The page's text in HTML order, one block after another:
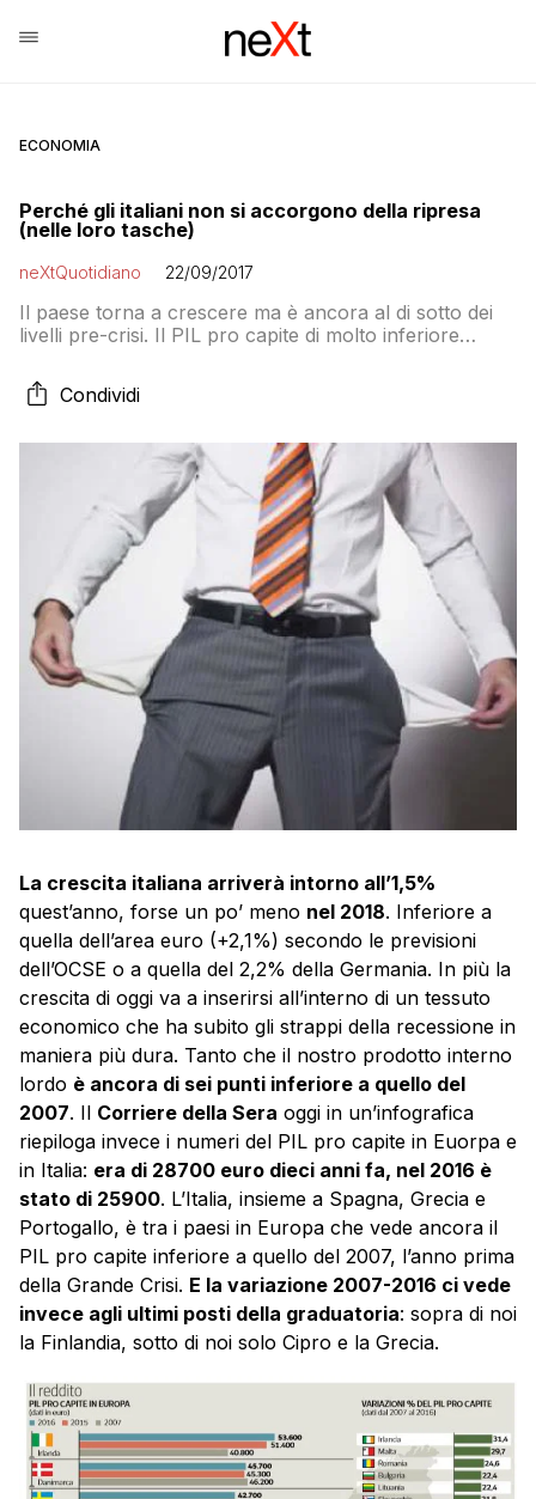
ECONOMIA
Perché gli italiani non si accorgono della ripresa
(nelle loro tasche)
neXtQuotidiano 22/09/2017
Il paese torna a crescere ma è ancora al di sotto dei
livelli pre-crisi. Il PIL pro capite di molto inferiore
dell’UE è impressionante
Condividi
La crescita italiana arriverà intorno all’1,5%
quest’anno, forse un po’ meno nel 2018. Inferiore a
quella dell’area euro (+2,1%) secondo le previsioni
dell’OCSE o a quella del 2,2% della Germania. In più la
crescita di oggi va a inserirsi all’interno di un tessuto
economico che ha subito gli strappi della recessione in
maniera più dura. Tanto che il nostro prodotto interno
lordo è ancora di sei punti inferiore a quello del
2007. Il Corriere della Sera oggi in un’infografica
riepiloga invece i numeri del PIL pro capite in Euorpa e
in Italia: era di 28700 euro dieci anni fa, nel 2016 è
stato di 25900. L’Italia, insieme a Spagna, Grecia e
Portogallo, è tra i paesi in Europa che vede ancora il
PIL pro capite inferiore a quello del 2007, l’anno prima
della Grande Crisi. E la variazione 2007-2016 ci vede
invece agli ultimi posti della graduatoria: sopra di noi
la Finlandia, sotto di noi solo Cipro e la Grecia.